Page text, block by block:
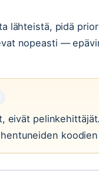
lähteistä, pidä
nopeasti —
eivät